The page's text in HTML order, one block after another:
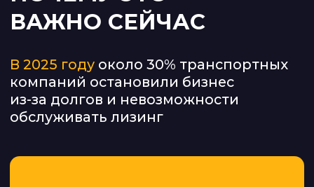
ПОЛЕЗНА ЭТА
КОНФЕРЕНЦИЯ
Для транспортных компаний
на людях, опыте и ручном управлении